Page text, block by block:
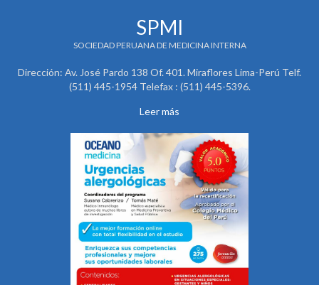
SPMI
SOCIEDAD PERUANA DE MEDICINA INTERNA
Dirección: Av. José Pardo 138 Of. 401. Miraflores Lima-Perú Telf.
(511) 445-1954 Telefax : (511) 445-5396.
Leer más